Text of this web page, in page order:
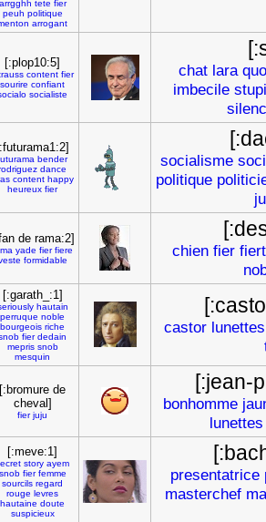
arrgghh tete fier
peuh politique
arrogant
[:plop10:5]
content fier
sourire confiant
socialiste
chat lara
imbecile
bender
dance
content happy
heureux fier
socialisme
politique
de rama:2]
yade fier fiere
formidable
chien fier
[:garath_:1]
hautain
perruque noble
bourgeois riche
fier dedain
mepris snob
mesquin
castor lunettes
[:bromure de
cheval]
fier juju
[:jean-
bonhomme
lunettes
[:meve:1]
story ayem
snob fier femme
sourcils regard
rouge levres
hautaine doute
suspicieux
presentatrice
masterchef